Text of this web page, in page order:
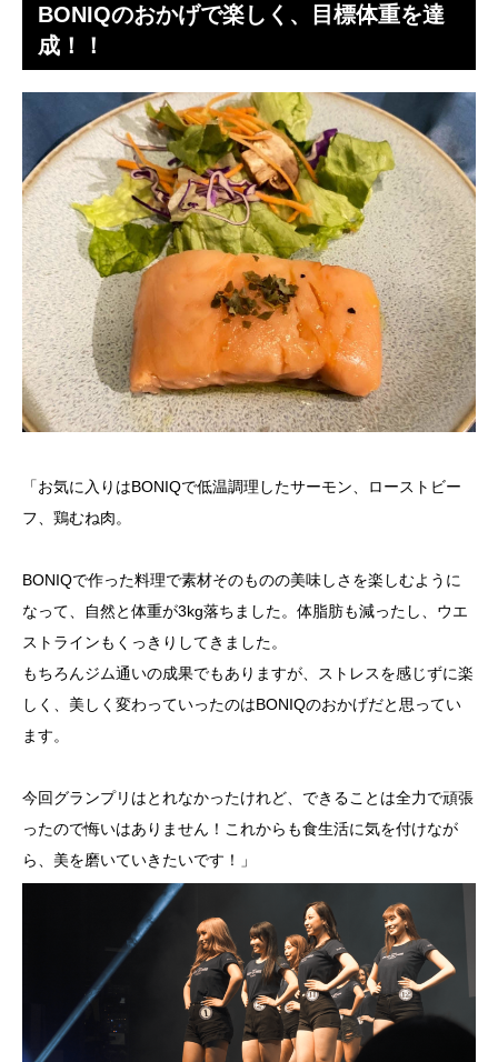
BONIQのおかげで楽しく、目標体重を達
成！！
「お気に入りはBONIQで低温調理したサーモン、ローストビー
フ、鶏むね肉。
BONIQで作った料理で素材そのものの美味しさを楽しむように
なって、自然と体重が3kg落ちました。体脂肪も減ったし、ウエ
ストラインもくっきりしてきました。
もちろんジム通いの成果でもありますが、ストレスを感じずに楽
しく、美しく変わっていったのはBONIQのおかげだと思ってい
ます。
今回グランプリはとれなかったけれど、できることは全力で頑張
ったので悔いはありません！これからも食生活に気を付けなが
ら、美を磨いていきたいです！」